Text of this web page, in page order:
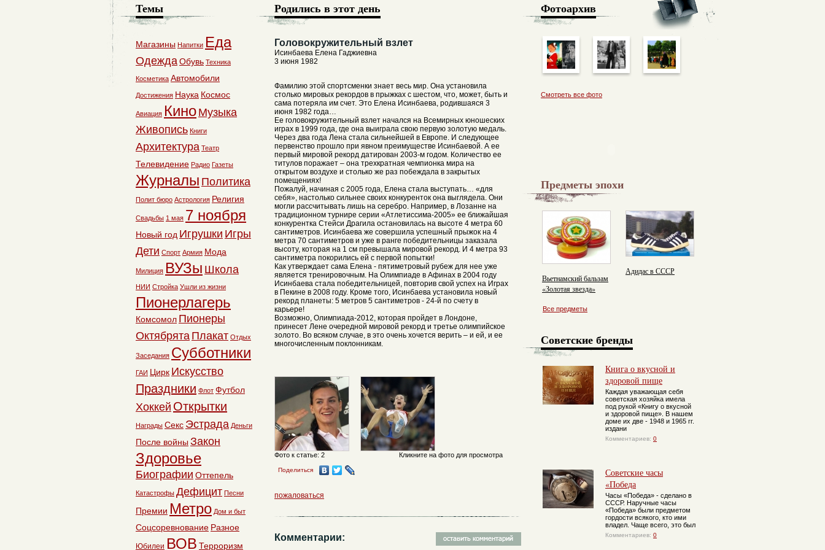
Родились в этот день
Головокружительный взлет
Исинбаева Елена Гаджиевна
3 июня 1982
Фамилию этой спортсменки знает весь мир. Она установила
столько мировых рекордов в прыжках с шестом, что, может, быть и
сама потеряла им счет. Это Елена Исинбаева, родившаяся 3
июня 1982 года…
Ее головокружительный взлет начался на Всемирных юношеских
играх в 1999 года, где она выиграла свою первую золотую медаль.
Через два года Лена стала сильнейшей в Европе. И следующее
первенство прошло при явном преимуществе Исинбаевой. А ее
первый мировой рекорд датирован 2003-м годом. Количество ее
титулов поражает – она трехкратная чемпионка мира на
открытом воздухе и столько же раз побеждала в закрытых
помещениях!
Пожалуй, начиная с 2005 года, Елена стала выступать… «для
себя», настолько сильнее своих конкуренток она выглядела. Они
могли рассчитывать лишь на серебро. Например, в Лозанне на
традиционном турнире серии «Атлетиссима-2005» ее ближайшая
конкурентка Стейси Драгила остановилась на высоте 4 метра 60
сантиметров. Исинбаева же совершила успешный прыжок на 4
метра 70 сантиметров и уже в ранге победительницы заказала
высоту, которая на 1 см превышала мировой рекорд. И 4 метра 93
сантиметра покорились ей с первой попытки!
Как утверждает сама Елена - пятиметровый рубеж для нее уже
является тренировочным. На Олимпиаде в Афинах в 2004 году
Исинбаева стала победительницей, повторив свой успех на Играх
в Пекине в 2008 году. Кроме того, Исинбаева установила новый
рекорд планеты: 5 метров 5 сантиметров - 24-й по счету в
карьере!
Возможно, Олимпиада-2012, которая пройдет в Лондоне,
принесет Лене очередной мировой рекорд и третье олимпийское
золото. Во всяком случае, в это очень хочется верить – и ей, и ее
многочисленным поклонникам.
Кликните на фото для просмотра
Фото к статье: 2
Поделиться
пожаловаться
Комментарии:
Фотоархив
Смотреть все фото
Предметы эпохи
Вьетнамский бальзам
«Золотая звезда»
Адидас в СССР
Все предметы
Советские бренды
Книга о вкусной и
здоровой пище
Каждая уважающая себя
советская хозяйка имела
под рукой «Книгу о вкусной
и здоровой пище». В нашем
доме их две - 1948 и 1965 гг.
издани
Комментариев: 0
Советские часы
«Победа
Часы «Победа» - сделано в
СССР. Наручные часы
«Победа» были предметом
гордости всякого, кто ими
владел. Чаще всего, это был
Комментариев: 0
Темы
Магазины Напитки Еда
ОдеждаОбувь Техника
Косметика Автомобили
Достижения Наука Космос
Авиация Кино Музыка
Живопись Книги
Архитектура Театр
Телевидение Радио Газеты
Журналы Политика
Полит бюро Астрология Религия
Свадьбы 1 мая 7 ноября
Новый год Игрушки Игры
Дети Спорт Армия Мода
Милиция ВУЗы Школа
НИИ Стройка Ушли из жизни
Пионерлагерь
Комсомол Пионеры
Октябрята Плакат Отдых
Заседания Субботники
ГАИ Цирк Искусство
Праздники Флот Футбол
Хоккей Открытки
Награды Секс Эстрада Деньги
После войны Закон
Здоровье
Биографии Оттепель
Катастрофы Дефицит Песни
Премии Метро Дом и быт
Соцсоревнование Разное
Юбилеи ВОВ Терроризм